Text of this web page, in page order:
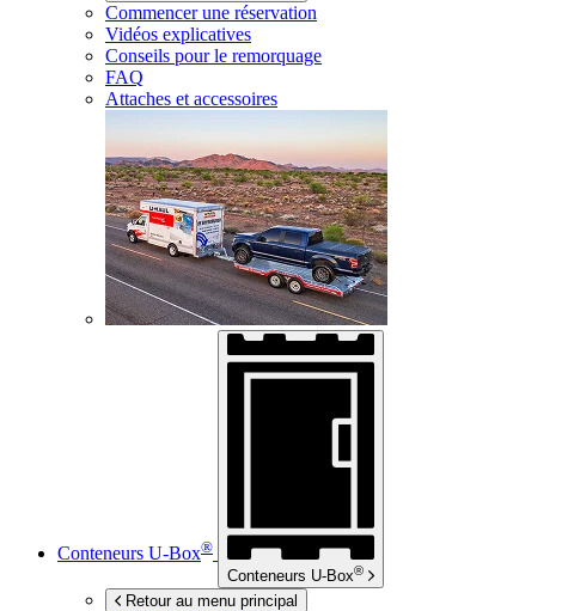
Commencer une réservation
Vidéos explicatives
Conseils pour le remorquage
FAQ
Attaches et accessoires
Conteneurs U-Box®
Conteneurs U-Box®
Retour au menu principal